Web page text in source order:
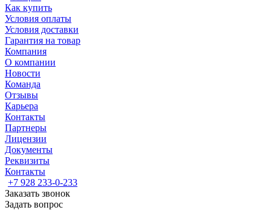
Как купить
Условия оплаты
Условия доставки
Гарантия на товар
Компания
О компании
Новости
Команда
Отзывы
Карьера
Контакты
Партнеры
Лицензии
Документы
Реквизиты
Контакты
+7 928 233-0-233
Заказать звонок
Задать вопрос